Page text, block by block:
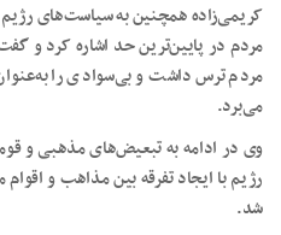
کریمی‌زاده همچنین به سیاست‌های
مردم در پایین‌ترین حد اشاره کرد و
مردم ترس داشت و بی‌سوادی را
می‌برد.
وی در ادامه به تبعیض‌های مذهبی و
رژیم با ایجاد تفرقه بین مذاهب و
شد.